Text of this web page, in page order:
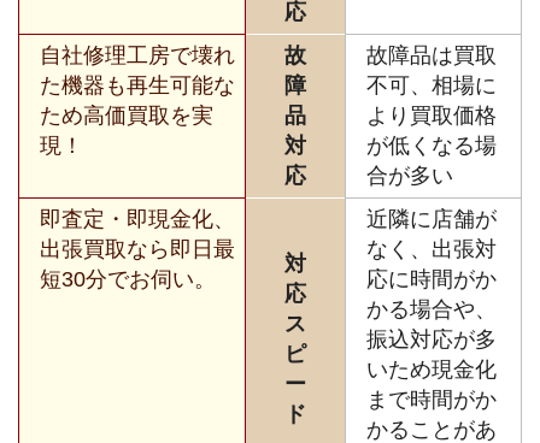
応
自社修理工房で壊れ
た機器も再生可能な
ため高価買取を実
現！
故
障
品
対
応
故障品は買取
不可、相場に
より買取価格
が低くなる場
合が多い
即査定・即現金化、
出張買取なら即日最
短30分でお伺い。
対
応
ス
ピ
ー
ド
近隣に店舗が
なく、出張対
応に時間がか
かる場合や、
振込対応が多
いため現金化
まで時間がか
かることがあ